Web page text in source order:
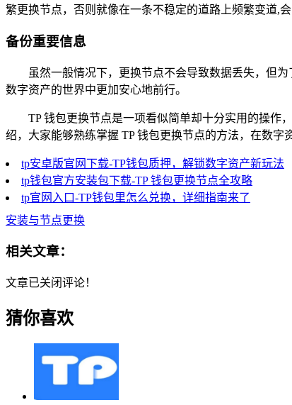
繁更换节点，否则就像在一条不稳定的道路上频繁变道,会
备份重要信息
虽然一般情况下，更换节点不会导致数据丢失，但
数字资产的世界中更加安心地前行。
TP 钱包更换节点是一项看似简单却十分实用的操作
绍，大家能够熟练掌握 TP 钱包更换节点的方法，在数字
tp安卓版官网下载-TP钱包质押，解锁数字资产新玩法
tp钱包官方安装包下载-TP 钱包更换节点全攻略
tp官网入口-TP钱包里怎么兑换，详细指南来了
安装与节点更换
相关文章：
文章已关闭评论！
猜你喜欢